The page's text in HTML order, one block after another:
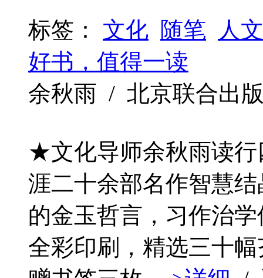
标签： 文化 随笔
人文
好书，值得一读
余秋雨 / 北京联合出
★文化导师余秋雨读行
涯二十余部名作智慧
的金玉哲言，习作治
全彩印刷，精选三十